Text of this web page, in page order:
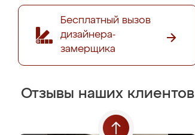
Бесплатный вызов
дизайнера-
замерщика
Отзывы наших клиентов